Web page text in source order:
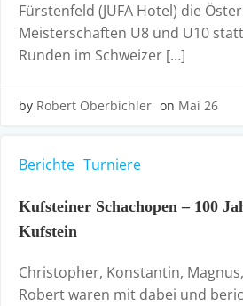
Fürstenfeld (JUFA Hotel) die
Meisterschaften U8 und U10
Runden im Schweizer […]
by Robert Oberbichler on Mai 26
Berichte Turniere
Kufsteiner Schachopen – 100
Kufstein
Christopher, Konstantin,
Robert waren mit dabei und